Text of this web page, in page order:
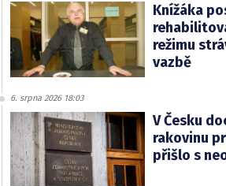
Knížáka
režimu
vazbě
6. srpna 2026 18:03
V Česku
rakovinu
přišlo s